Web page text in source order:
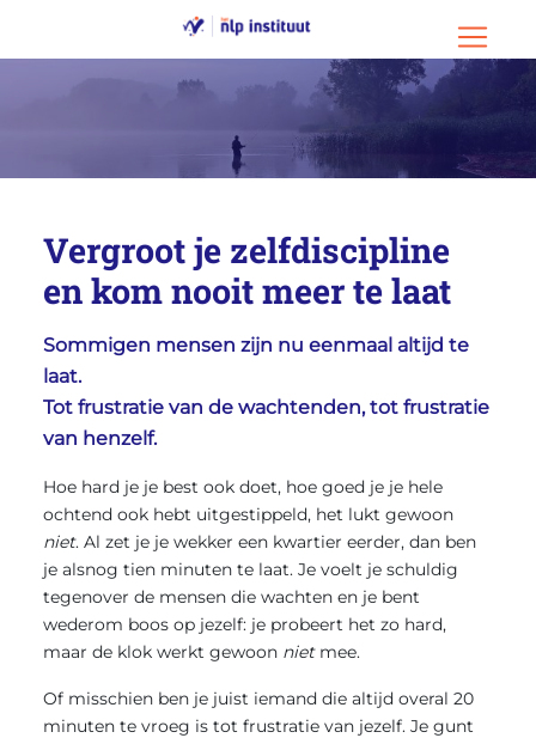
Menu
Vergroot je zelfdiscipline
en kom nooit meer te laat
Sommigen mensen zijn nu eenmaal altijd te
laat.
Tot frustratie van de wachtenden, tot frustratie
van henzelf.
Hoe hard je je best ook doet, hoe goed je je hele
ochtend ook hebt uitgestippeld, het lukt gewoon
niet. Al zet je je wekker een kwartier eerder, dan ben
je alsnog tien minuten te laat. Je voelt je schuldig
tegenover de mensen die wachten en je bent
wederom boos op jezelf: je probeert het zo hard,
maar de klok werkt gewoon nietmee.
Of misschien ben je juist iemand die altijd overal 20
minuten te vroeg is tot frustratie van jezelf. Je gunt